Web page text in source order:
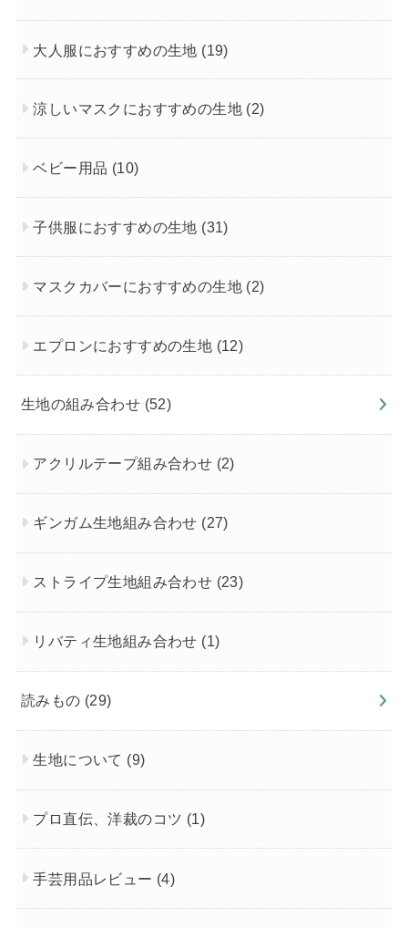
大人服におすすめの生地 (19)
涼しいマスクにおすすめの生地 (2)
ベビー用品 (10)
子供服におすすめの生地 (31)
マスクカバーにおすすめの生地 (2)
エプロンにおすすめの生地 (12)
生地の組み合わせ (52)
アクリルテープ組み合わせ (2)
ギンガム生地組み合わせ (27)
ストライプ生地組み合わせ (23)
リバティ生地組み合わせ (1)
読みもの (29)
生地について (9)
プロ直伝、洋裁のコツ (1)
手芸用品レビュー (4)